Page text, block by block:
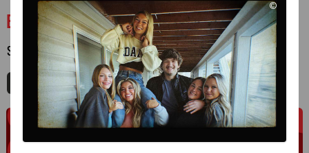
Eredivisie: Fortuna Sittard - Ajax
SPORT
MIJNGIDS AGENDA DELEN
©